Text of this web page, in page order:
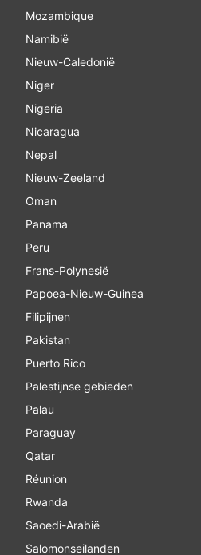
Mozambique
Namibië
Nieuw-Caledonië
Niger
Nigeria
Nicaragua
Nepal
Nieuw-Zeeland
Oman
Panama
Peru
Frans-Polynesië
Papoea-Nieuw-Guinea
Filipijnen
Pakistan
Puerto Rico
Palestijnse gebieden
Palau
Paraguay
Qatar
Réunion
Rwanda
Saoedi-Arabië
Salomonseilanden